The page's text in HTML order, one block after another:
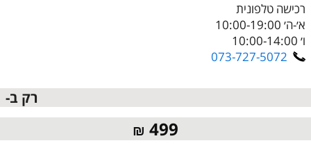
רכישה טלפונית
א׳-ה׳ 10:00-19:00
ו׳ 10:00-14:00
073-727-5072
רק ב-
499
₪